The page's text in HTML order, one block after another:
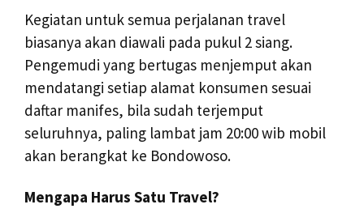
Kegiatan untuk semua perjalanan travel
biasanya akan diawali pada pukul 2 siang.
Pengemudi yang bertugas menjemput akan
mendatangi setiap alamat konsumen sesuai
daftar manifes, bila sudah terjemput
seluruhnya, paling lambat jam 20:00 wib mobil
akan berangkat ke Bondowoso.
Mengapa Harus Satu Travel?